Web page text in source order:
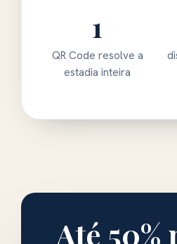
1
QR Code resolve a
estadia inteira
Até 50%